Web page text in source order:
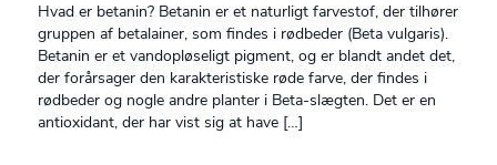
Hvad er betanin? Betanin er et naturligt farvestof, der tilhører
gruppen af betalainer, som findes i rødbeder (Beta vulgaris).
Betanin er et vandopløseligt pigment, og er blandt andet det,
der forårsager den karakteristiske røde farve, der findes i
rødbeder og nogle andre planter i Beta-slægten. Det er en
antioxidant, der har vist sig at have […]